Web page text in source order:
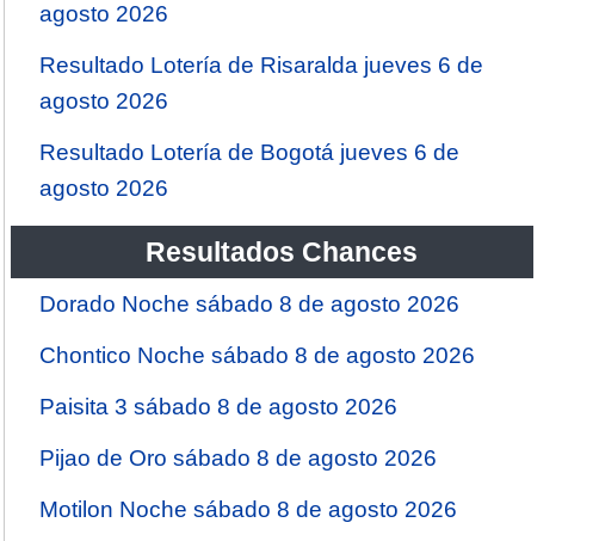
agosto 2026
Resultado Lotería de Risaralda jueves 6 de
agosto 2026
Resultado Lotería de Bogotá jueves 6 de
agosto 2026
Resultados Chances
Dorado Noche sábado 8 de agosto 2026
Chontico Noche sábado 8 de agosto 2026
Paisita 3 sábado 8 de agosto 2026
Pijao de Oro sábado 8 de agosto 2026
Motilon Noche sábado 8 de agosto 2026